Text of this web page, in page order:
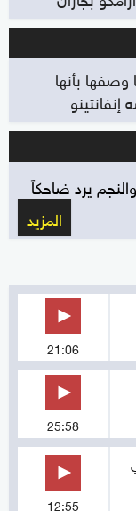
وصفها بأنها
يرد ضاحكاً
المزيد
21:06
25:58
12:55